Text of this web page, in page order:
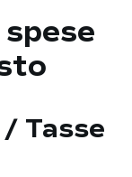
Tasse